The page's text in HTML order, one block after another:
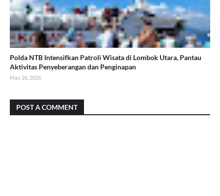
Polda NTB Intensifkan Patroli Wisata di Lombok Utara, Pantau
Aktivitas Penyeberangan dan Penginapan
May 26, 2026
POST A COMMENT